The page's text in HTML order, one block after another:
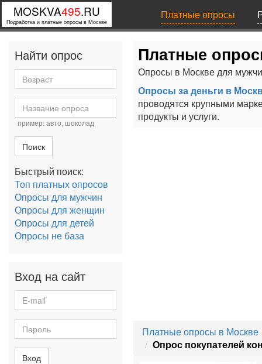
MOSKVA495.RU
Подработка и платные опросы в Москве
Платные опросы
Найти опрос
пример: авто, шоколад
Поиск
Быстрый поиск:
Топ платных опросов
Опросы для мужчин
Опросы для женщин
Опросы для детей
Опросы не база
Вход на сайт
Вход
Платные
Опросы в Москве для
Опросы за деньги в
проводятся крупными
продукты и услуги.
Платные опросы в Москве
Опрос покупателей